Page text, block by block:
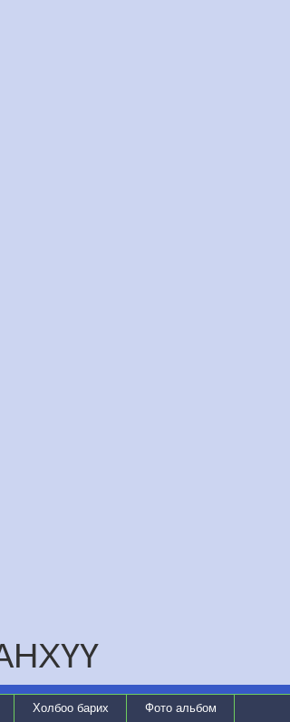
Холбоо барих Фото альбом